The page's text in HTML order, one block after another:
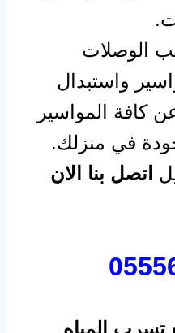
الوصلات
واستبدال
كافة المواسير
في منزلك.
اتصل بنا الان
تسرب المياه